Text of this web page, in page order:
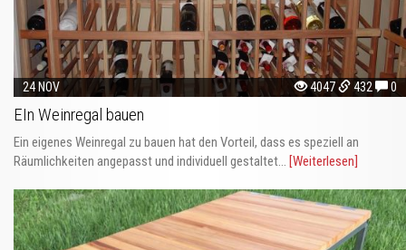
24 NOV 4047 432 0
EIn Weinregal bauen
Ein eigenes Weinregal zu bauen hat den Vorteil, dass es speziell an
Räumlichkeiten angepasst und individuell gestaltet...
[Weiterlesen]